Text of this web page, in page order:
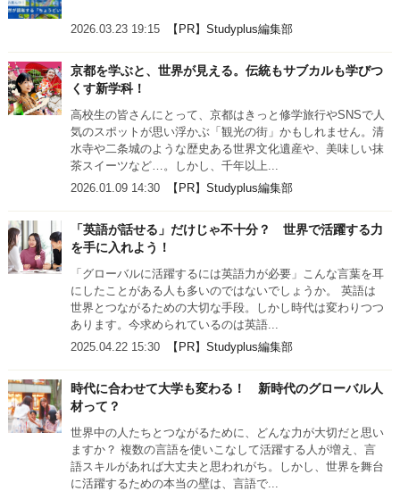
2026.03.23 19:15 【PR】Studyplus編集部
京都を学ぶと、世界が見える。伝統もサブカルも学びつ
くす新学科！
高校生の皆さんにとって、京都はきっと修学旅行やSNSで人
気のスポットが思い浮かぶ「観光の街」かもしれません。清
水寺や二条城のような歴史ある世界文化遺産や、美味しい抹
茶スイーツなど…。しかし、千年以上...
2026.01.09 14:30
【PR】Studyplus編集部
「英語が話せる」だけじゃ不十分？ 世界で活躍する力
を手に入れよう！
「グローバルに活躍するには英語力が必要」こんな言葉を耳
にしたことがある人も多いのではないでしょうか。 英語は
世界とつながるための大切な手段。しかし時代は変わりつつ
あります。今求められているのは英語...
2025.04.22 15:30
【PR】Studyplus編集部
時代に合わせて大学も変わる！ 新時代のグローバル人
材って？
世界中の人たちとつながるために、どんな力が大切だと思い
ますか？ 複数の言語を使いこなして活躍する人が増え、言
語スキルがあれば大丈夫と思われがち。しかし、世界を舞台
に活躍するための本当の壁は、言語で...